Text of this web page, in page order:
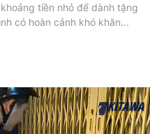
tiền nhỏ để dành tặng
có hoàn cảnh khó khăn...